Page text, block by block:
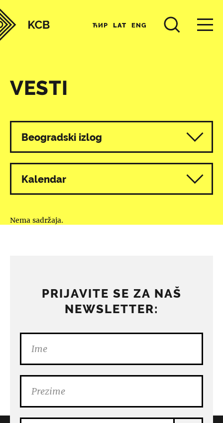
ЋИР LAT ENG
VESTI
Svi programi
Beogradski izlog
Kalendar
Nema sadržaja.
PRIJAVITE SE ZA NAŠ
NEWSLETTER: